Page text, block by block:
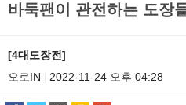
바둑팬이 관전하는 도장
[4대도장전]
오로IN
2022-11-24 오후 04:28